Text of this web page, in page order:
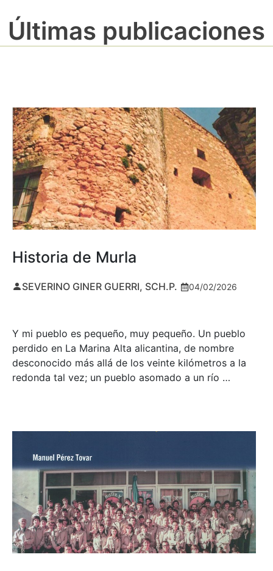
Últimas publicaciones
Historia de Murla
SEVERINO GINER GUERRI, SCH.P. 04/02/2026
Y mi pueblo es pequeño, muy pequeño. Un pueblo
perdido en La Marina Alta alicantina, de nombre
desconocido más allá de los veinte kilómetros a la
redonda tal vez; un pueblo asomado a un río …